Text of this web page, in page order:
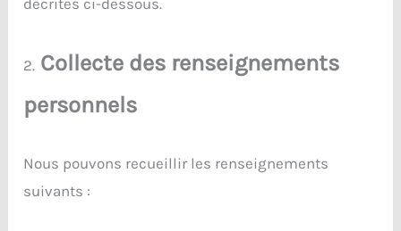
décrites ci-dessous.
2. Collecte des renseignements
personnels
Nous pouvons recueillir les renseignements
suivants :